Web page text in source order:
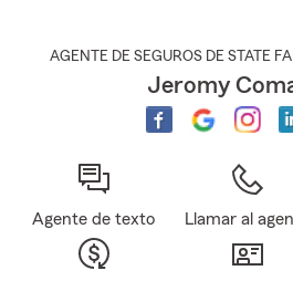
AGENTE DE SEGUROS DE STATE
Jeromy
Agente de texto Llamar al